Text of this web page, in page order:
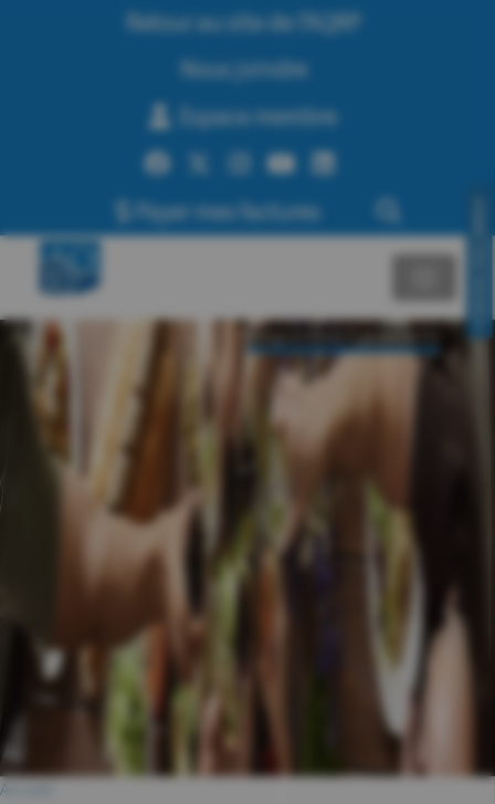
Retour au site de l’AQRP
Nous joindre
Espace membre
Payer mes factures
Programmes/Événements
Accueil